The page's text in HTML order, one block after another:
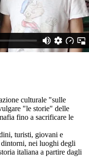
culturale "sulle
"le storie" delle
fino a sacrificare le
turisti, giovani e
dintorni, nei luoghi degli
italiana a partire dagli